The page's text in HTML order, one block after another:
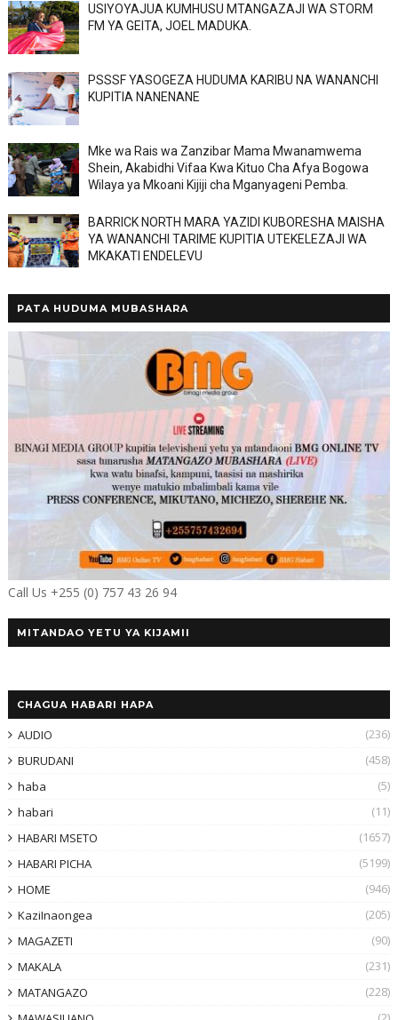
USIYOYAJUA KUMHUSU MTANGAZAJI WA STORM
FM YA GEITA, JOEL MADUKA.
PSSSF YASOGEZA HUDUMA KARIBU NA WANANCHI
KUPITIA NANENANE
Mke wa Rais wa Zanzibar Mama Mwanamwema
Shein, Akabidhi Vifaa Kwa Kituo Cha Afya Bogowa
Wilaya ya Mkoani Kijiji cha Mganyageni Pemba.
BARRICK NORTH MARA YAZIDI KUBORESHA MAISHA
YA WANANCHI TARIME KUPITIA UTEKELEZAJI WA
MKAKATI ENDELEVU
PATA HUDUMA MUBASHARA
Call Us +255 (0) 757 43 26 94
MITANDAO YETU YA KIJAMII
CHAGUA HABARI HAPA
AUDIO
(236)
BURUDANI
(458)
haba
(5)
habari
(11)
HABARI MSETO
(1657)
HABARI PICHA
(5199)
HOME
(946)
KaziInaongea
(205)
MAGAZETI
(90)
MAKALA
(231)
MATANGAZO
(228)